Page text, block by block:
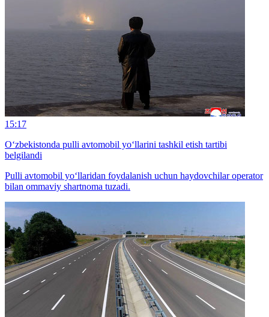
15:17
O‘zbekistonda pulli avtomobil yo‘llarini tashkil etish tartibi
belgilandi
Pulli avtomobil yo‘llaridan foydalanish uchun haydovchilar operator
bilan ommaviy shartnoma tuzadi.